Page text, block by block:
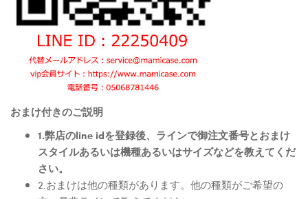
おまけ付きのご説明
1.弊店のline idを登録後、ラインで御注文番号とおまけ
スタイルあるいは機種あるいはサイズなどを教えてくだ
さい。
2.おまけは他の種類があります。他の種類がご希望の